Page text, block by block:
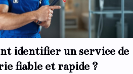
identifier un service de
fiable et rapide ?